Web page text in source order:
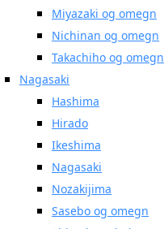
Miyazaki og omegn
Nichinan og omegn
Takachiho og omegn
Nagasaki
Hashima
Hirado
Ikeshima
Nagasaki
Nozakijima
Sasebo og omegn